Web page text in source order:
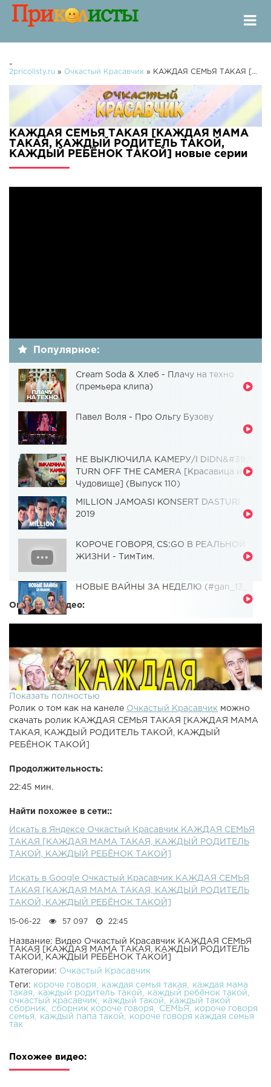
-
2pricolisty.ru » Очкастый Красавчик » КАЖДАЯ СЕМЬЯ ТАКАЯ [КАЖДАЯ МАМА ТАКАЯ, КАЖДЫЙ РОДИТЕЛЬ ТАКОЙ, КАЖДЫЙ РЕБЁНОК ТАКОЙ]
КАЖДАЯ СЕМЬЯ ТАКАЯ [КАЖДАЯ МАМА
ТАКАЯ, КАЖДЫЙ РОДИТЕЛЬ ТАКОЙ,
КАЖДЫЙ РЕБЁНОК ТАКОЙ] новые серии
Популярное:
Cream Soda & Хлеб - Плачу на техно
(премьера клипа)
Павел Воля - Про Ольгу Бузову
НЕ ВЫКЛЮЧИЛА КАМЕРУ/I DIDN&#39;T
TURN OFF THE CAMERA [Красавица и
Чудовище] (Выпуск 110)
MILLION JAMOASI KONSERT DASTURI
2019
КОРОЧЕ ГОВОРЯ, CS:GO В РЕАЛЬНОЙ
ЖИЗНИ - ТимТим.
НОВЫЕ ВАЙНЫ ЗА НЕДЕЛЮ (#gan_13_)
Описание видео:
Показать полностью
Ролик о том как на канеле Очкастый Красавчик можно
скачать ролик КАЖДАЯ СЕМЬЯ ТАКАЯ [КАЖДАЯ МАМА
ТАКАЯ, КАЖДЫЙ РОДИТЕЛЬ ТАКОЙ, КАЖДЫЙ
РЕБЁНОК ТАКОЙ]
Продолжительность:
22:45 мин.
Найти похожее в сети::
Искать в Яндексе Очкастый Красавчик КАЖДАЯ СЕМЬЯ
ТАКАЯ [КАЖДАЯ МАМА ТАКАЯ, КАЖДЫЙ РОДИТЕЛЬ
ТАКОЙ, КАЖДЫЙ РЕБЁНОК ТАКОЙ]
Искать в Google Очкастый Красавчик КАЖДАЯ СЕМЬЯ
ТАКАЯ [КАЖДАЯ МАМА ТАКАЯ, КАЖДЫЙ РОДИТЕЛЬ
ТАКОЙ, КАЖДЫЙ РЕБЁНОК ТАКОЙ]
15-06-22 57 097 22:45
Название: Видео Очкастый Красавчик КАЖДАЯ СЕМЬЯ
ТАКАЯ [КАЖДАЯ МАМА ТАКАЯ, КАЖДЫЙ РОДИТЕЛЬ
ТАКОЙ, КАЖДЫЙ РЕБЁНОК ТАКОЙ]
Категории: Очкастый Красавчик
Теги: короче говоря каждая семья такая
каждая мама
такая
каждый родитель такой
каждый ребёнок такой
очкастый красавчик
каждый такой
каждый такой
сборник
сборник короче говоря СЕМЬЯ
короче говоря
семья
каждый папа такой
короче говоря каждая семья
так
Похожее видео: